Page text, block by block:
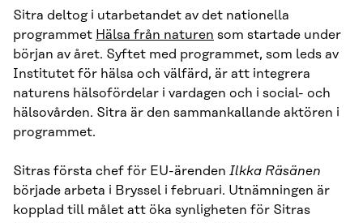
Sitra deltog i utarbetandet av det nationella
programmet Hälsa från naturen som startade under
början av året. Syftet med programmet, som leds av
Institutet för hälsa och välfärd, är att integrera
naturens hälsofördelar i vardagen och i social- och
hälsovården. Sitra är den sammankallande aktören i
programmet.
Sitras första chef för EU-ärenden Ilkka Räsänen
började arbeta i Bryssel i februari. Utnämningen är
kopplad till målet att öka synligheten för Sitras